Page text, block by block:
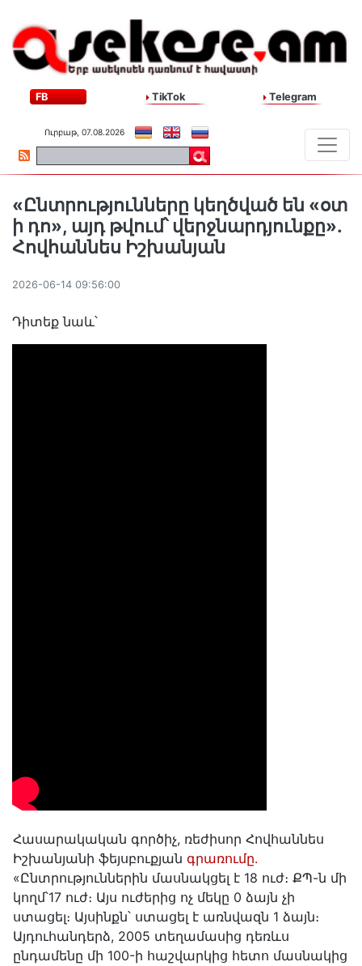
FB TikTok Telegram
Ուրբաթ, 07.08.2026
«Ընտրությունները կեղծված են «օտ
ի դո», այդ թվում՝ վերջնարդյունքը»․
Հովհաննես Իշխանյան
2026-06-14 09:56:00
Դիտեք նաև՝
Հասարակական գործիչ, ռեժիսոր Հովհաննես
Իշխանյանի ֆեյսբուքյան գրառումը.
«Ընտրություններին մասնակցել է 18 ուժ։ ՔՊ-ն մի
կողմ՝17 ուժ։ Այս ուժերից ոչ մեկը 0 ձայն չի
ստացել։ Այսինքն՝ ստացել է առնվազն 1 ձայն։
Այդուհանդերձ, 2005 տեղամասից դեռևս
ընդամենը մի 100-ի հաշվարկից հետո մասնակից